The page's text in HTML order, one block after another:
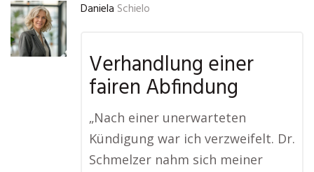
Daniela Schielo
Verhandlung einer
fairen Abfindung
„Nach einer unerwarteten
Kündigung war ich verzweifelt. Dr.
Schmelzer nahm sich meiner